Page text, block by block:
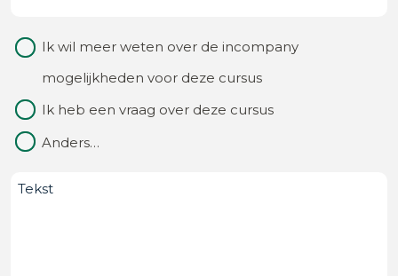
van?
(Vereist)
Waarom
contact
Ik wil meer weten over de incompany
mogelijkheden voor deze cursus
Ik heb een vraag over deze cursus
Anders…
Bericht